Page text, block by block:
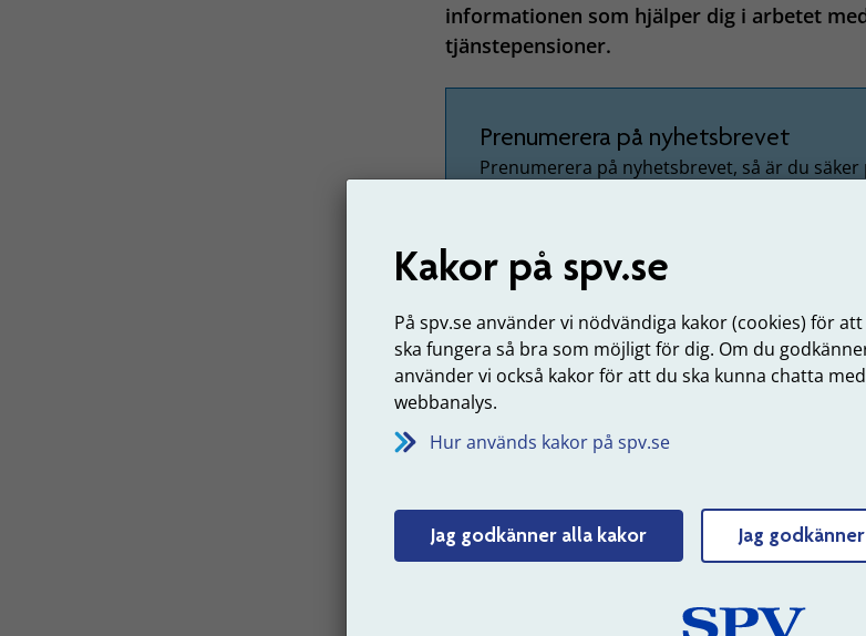
Kakor på spv.se
På spv.se använder vi nödvändiga kakor (cookies) för
ska fungera så bra som möjligt för dig. Om du
använder vi också kakor för att du ska kunna chatta
webbanalys.
Hur används kakor på spv.se
Jag godkänner alla kakor Jag
informationen som hjälper dig i arbetet
tjänstepensioner.
Prenumerera på nyhetsbrevet
Prenumerera på nyhetsbrevet, så är du
Vårt nyhetsbrev är gratis och skickas ut cirka sex
vänder sig till dig som arbetar med
personalchefer, ekonomichefer,
pensionshandläggare. I nyhetsbrevet kan du läsa
avtals- eller regelförändringar och hur de påverkar